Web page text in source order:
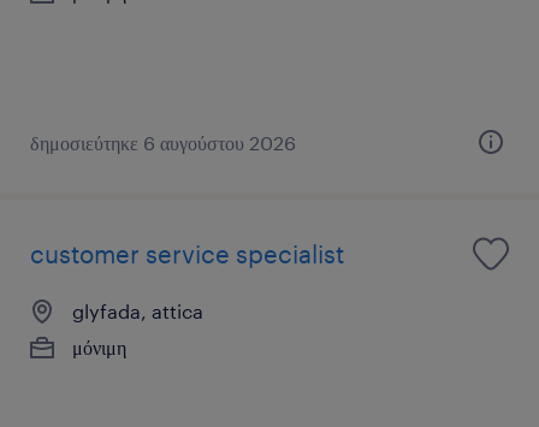
δημοσιεύτηκε 6 αυγούστου 2026
customer service specialist
glyfada, attica
μόνιμη